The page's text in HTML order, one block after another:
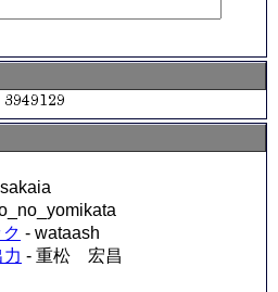
- wataash
- 重松 宏昌